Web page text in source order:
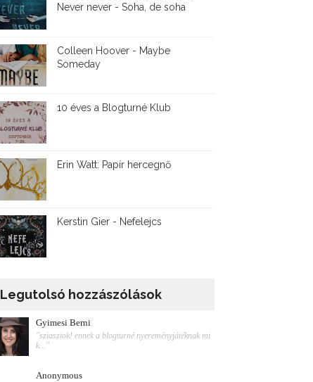
Never never - Soha, de soha
Colleen Hoover - Maybe
Someday
10 éves a Blogturné Klub
Erin Watt: Papír hercegnő
Kerstin Gier - Nefelejcs
Legutolsó hozzászólások
Gyimesi Berni
"sziasztok! ennek a blogturné nyereményjátéknak mi
k..."
Anonymous